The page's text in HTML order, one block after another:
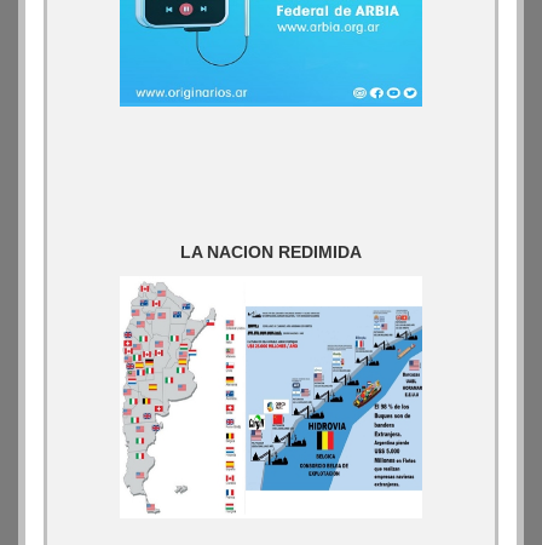
LA NACION REDIMIDA